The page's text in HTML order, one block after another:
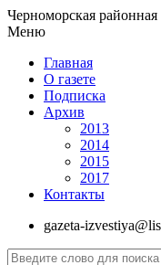
Черноморская районная
Меню
Главная
О газете
Подписка
Архив
2013
2014
2015
2017
Контакты
gazeta-